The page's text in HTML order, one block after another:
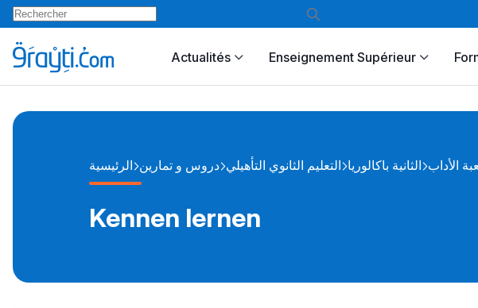
Actualités Enseignement Supérieur
الرئيسية دروس و تمارين التعليم الثانوي التأهيلي الثانية باكالوريا الأداب
Kennen lernen